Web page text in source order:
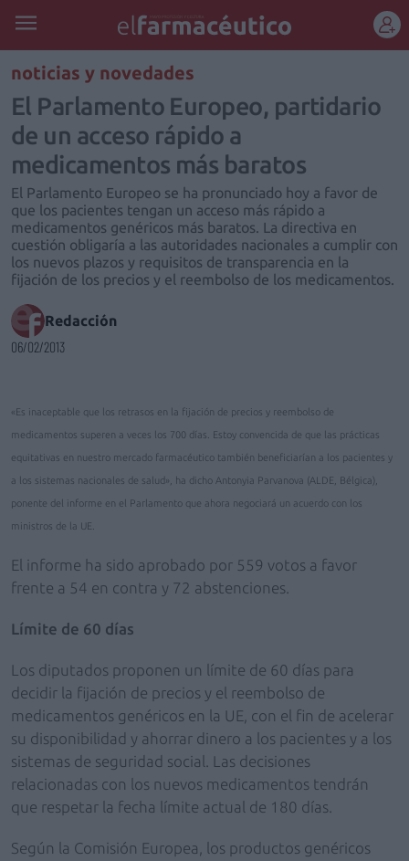
REGÍSTRATE
noticias y novedades
El Parlamento Europeo, partidario
de un acceso rápido a
medicamentos más baratos
El Parlamento Europeo se ha pronunciado hoy a favor de
que los pacientes tengan un acceso más rápido a
medicamentos genéricos más baratos. La directiva en
cuestión obligaría a las autoridades nacionales a cumplir con
los nuevos plazos y requisitos de transparencia en la
fijación de los precios y el reembolso de los medicamentos.
Redacción
06/02/2013
«Es inaceptable que los retrasos en la fijación de precios y reembolso de
medicamentos superen a veces los 700 días. Estoy convencida de que las prácticas
equitativas en nuestro mercado farmacéutico también beneficiarían a los pacientes y
a los sistemas nacionales de salud», ha dicho Antonyia Parvanova (ALDE, Bélgica),
ponente del informe en el Parlamento que ahora negociará un acuerdo con los
ministros de la UE.
El informe ha sido aprobado por 559 votos a favor
frente a 54 en contra y 72 abstenciones.
Límite de 60 días
Los diputados proponen un límite de 60 días para
decidir la fijación de precios y el reembolso de
medicamentos genéricos en la UE, con el fin de acelerar
su disponibilidad y ahorrar dinero a los pacientes y a los
sistemas de seguridad social. Las decisiones
relacionadas con los nuevos medicamentos tendrán
que respetar la fecha límite actual de 180 días.
Según la Comisión Europea, los productos genéricos